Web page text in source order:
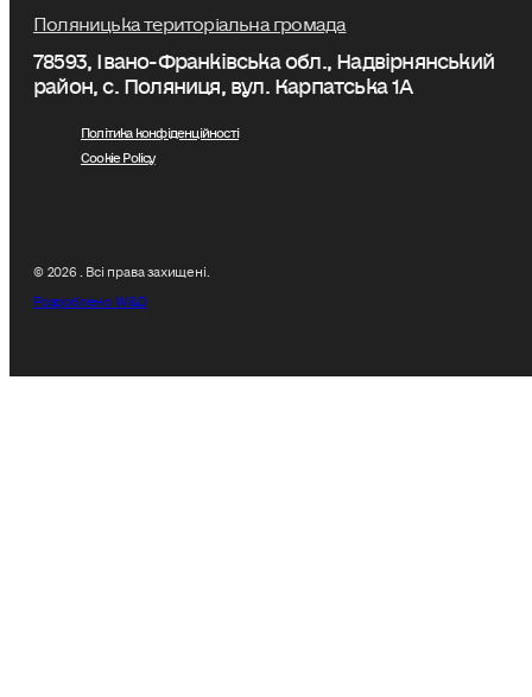
Поляницька територіальна громада
78593, Івано-Франківська обл., Надвірнянський
район, с. Поляниця, вул. Карпатська 1А
Політика конфіденційності
Cookie Policy
© 2026 . Всі права захищені.
Розроблено W&D